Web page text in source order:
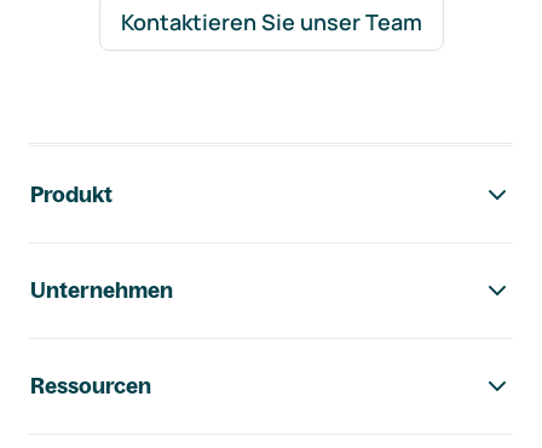
Kontaktieren Sie unser Team
Produkt
Unternehmen
Ressourcen